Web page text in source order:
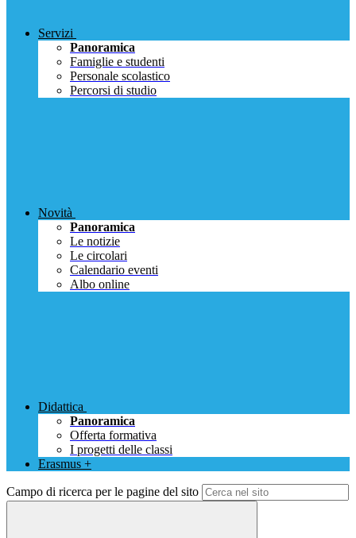
Servizi
Panoramica
Famiglie e studenti
Personale scolastico
Percorsi di studio
Novità
Panoramica
Le notizie
Le circolari
Calendario eventi
Albo online
Didattica
Panoramica
Offerta formativa
I progetti delle classi
Erasmus +
Campo di ricerca per le pagine del sito